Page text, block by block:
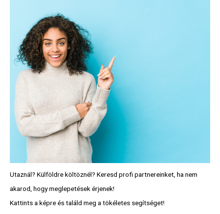
Feliratkozom
Felhasználási feltételek
Utaznál? Külföldre költöznél? Keresd profi partnereinket, ha nem
akarod, hogy meglepetések érjenek!
Kattints a képre és találd meg a tökéletes segítséget!